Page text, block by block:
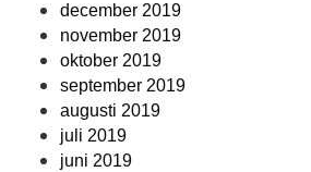
december 2019
november 2019
oktober 2019
september 2019
augusti 2019
juli 2019
juni 2019